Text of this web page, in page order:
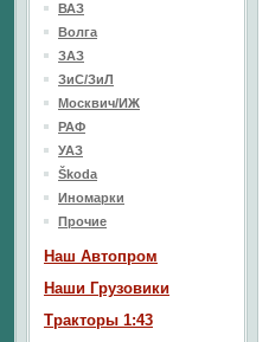
ВАЗ
Волга
ЗАЗ
ЗиС/ЗиЛ
Москвич/ИЖ
РАФ
УАЗ
Škoda
Иномарки
Прочие
Наш Aвтопром
Наши Грузовики
Тракторы 1:43